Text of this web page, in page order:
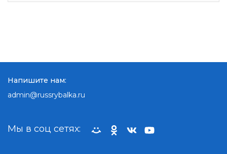
Мы в соц сетях:
Напишите нам:
admin@russrybalka.ru